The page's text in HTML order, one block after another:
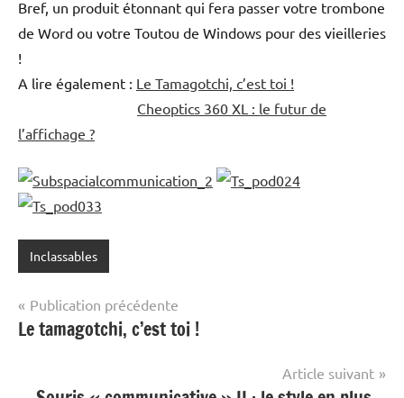
Bref, un produit étonnant qui fera passer votre trombone
de Word ou votre Toutou de Windows pour des vieilleries
!
A lire également : Le Tamagotchi, c’est toi !
Cheoptics 360 XL : le futur de
l’affichage ?
Inclassables
Navigation
de
Publication précédente
Le tamagotchi, c’est toi !
Article suivant